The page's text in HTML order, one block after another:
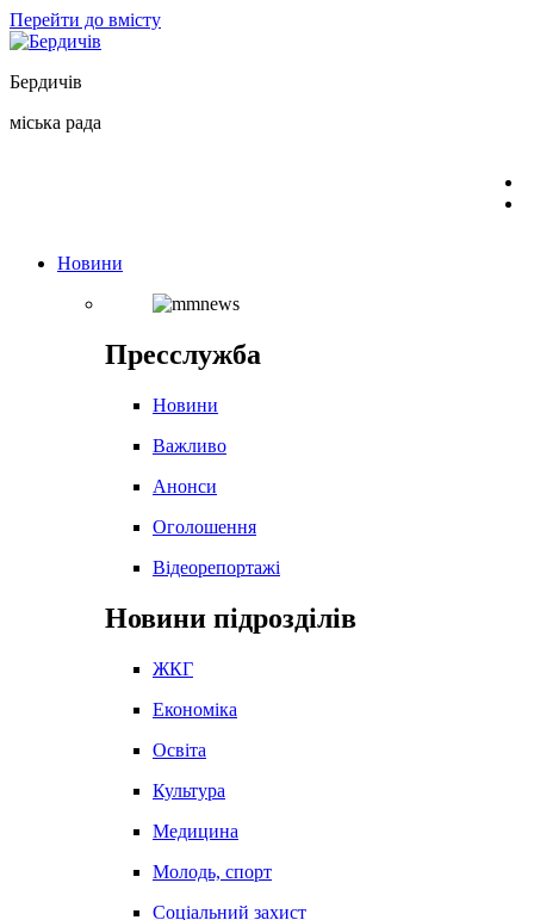
Перейти до вмісту
Бердичів
міська рада
Новини
Пресслужба
Новини
Важливо
Анонси
Оголошення
Відеорепортажі
Новини підрозділів
ЖКГ
Економіка
Освіта
Культура
Медицина
Молодь, спорт
Соціальний захист